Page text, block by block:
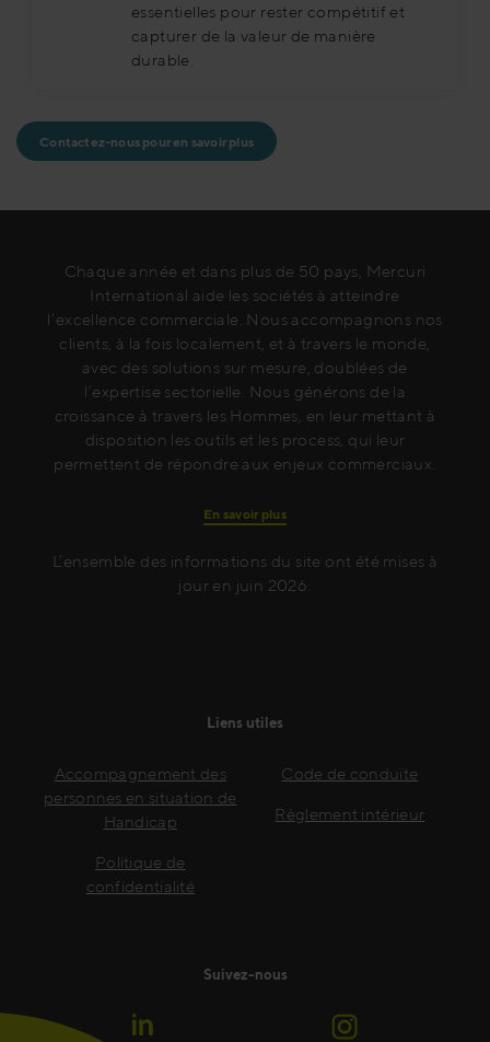
essentielles pour rester compétitif et
capturer de la valeur de manière
durable.
Contactez-nous pour en savoir plus
Chaque année et dans plus de 50 pays, Mercuri
International aide les sociétés à atteindre
l’excellence commerciale. Nous accompagnons nos
clients, à la fois localement, et à travers le monde,
avec des solutions sur mesure, doublées de
l’expertise sectorielle. Nous générons de la
croissance à travers les Hommes, en leur mettant à
disposition les outils et les process, qui leur
permettent de répondre aux enjeux commerciaux.
En savoir plus
L’ensemble des informations du site ont été mises à
jour en juin 2026.
Liens utiles
Accompagnement des
personnes en situation de
Handicap
Politique de
confidentialité
Code de conduite
Règlement intérieur
Suivez-nous